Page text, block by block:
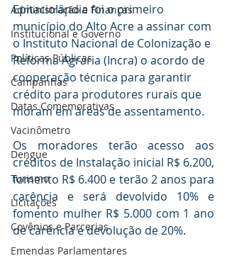
Administração e Finanças
Institucional e Governo
Políticas Públicas
Campanhas
Datas Comemorativas
Vacinômetro
Dengue
Turismo
Licitações
Covênios e Parcerias
Emendas Parlamentares
Epitaciolândia foi o primeiro
município do Alto Acre a assinar com
o Instituto Nacional de Colonização e
Reforma Agrária (Incra) o acordo de
cooperação técnica para garantir
crédito para produtores rurais que
moram em áreas de assentamento.
Os moradores terão acesso aos
créditos de Instalação inicial R$ 6.200,
fomento R$ 6.400 e terão 2 anos para
carência e será devolvido 10% e
fomento mulher R$ 5.000 com 1 ano
de carência e devolução de 20%.